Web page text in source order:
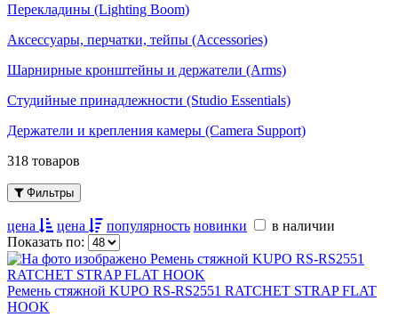
Перекладины (Lighting Boom)
Аксессуары, перчатки, тейпы (Accessories)
Шарнирные кронштейны и держатели (Arms)
Студийные принадлежности (Studio Essentials)
Держатели и крепления камеры (Camera Support)
318 товаров
Фильтры
цена цена популярность новинки
в наличии
Показать по:
Ремень стяжной KUPO RS-RS2551 RATCHET STRAP FLAT
HOOK